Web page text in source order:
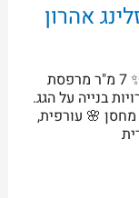
אהרון
עסקה מעולה!💎 🌸 דירת 5 חד', כ110 מ"ר✨ 7 מ"ר מרפסת
בנייה על הגג.
מחסן 🌸 עורפית,